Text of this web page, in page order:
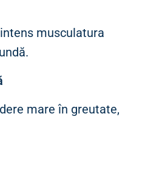
musculatura
mare în greutate,